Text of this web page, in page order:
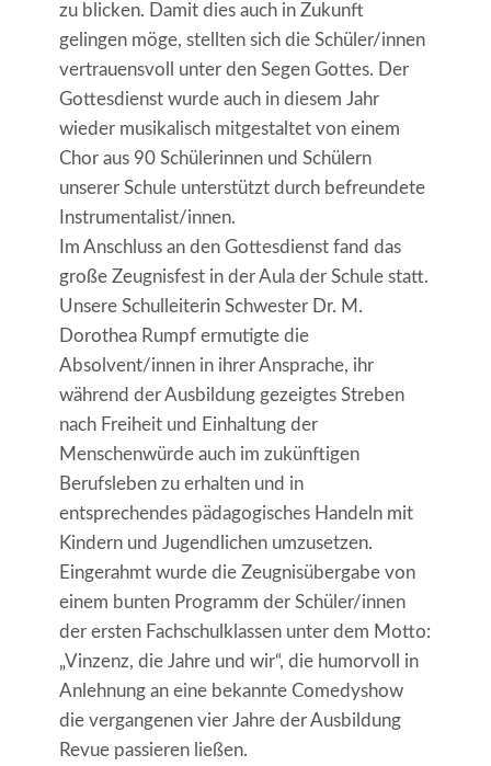
zu blicken. Damit dies auch in Zukunft
gelingen möge, stellten sich die Schüler/innen
vertrauensvoll unter den Segen Gottes. Der
Gottesdienst wurde auch in diesem Jahr
wieder musikalisch mitgestaltet von einem
Chor aus 90 Schülerinnen und Schülern
unserer Schule unterstützt durch befreundete
Instrumentalist/innen.
Im Anschluss an den Gottesdienst fand das
große Zeugnisfest in der Aula der Schule statt.
Unsere Schulleiterin Schwester Dr. M.
Dorothea Rumpf ermutigte die
Absolvent/innen in ihrer Ansprache, ihr
während der Ausbildung gezeigtes Streben
nach Freiheit und Einhaltung der
Menschenwürde auch im zukünftigen
Berufsleben zu erhalten und in
entsprechendes pädagogisches Handeln mit
Kindern und Jugendlichen umzusetzen.
Eingerahmt wurde die Zeugnisübergabe von
einem bunten Programm der Schüler/innen
der ersten Fachschulklassen unter dem Motto:
„Vinzenz, die Jahre und wir“, die humorvoll in
Anlehnung an eine bekannte Comedyshow
die vergangenen vier Jahre der Ausbildung
Revue passieren ließen.